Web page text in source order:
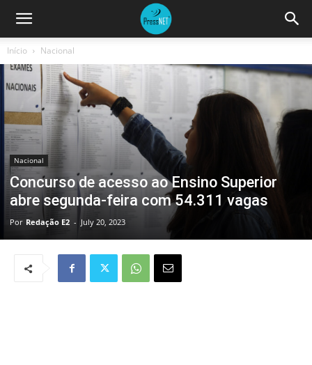
Início Nacional
Nacional
Concurso de acesso ao Ensino Superior
abre segunda-feira com 54.311 vagas
Por Redação E2 - July 20, 2023